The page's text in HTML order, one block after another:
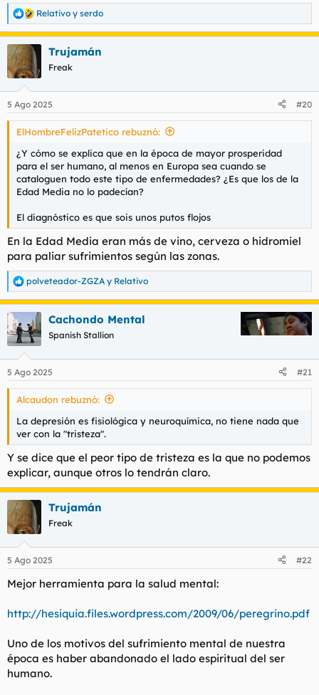
R
e
a
c
c
i
e
s
Relativo y serdo
Trujamán
Freak
5 Ago 2025 #20
ElHombreFelizPatetico rebuznó:
¿Y cómo se explica que en la época de mayor prosperidad
para el ser humano, al menos en Europa sea cuando se
cataloguen todo este tipo de enfermedades? ¿Es que los de la
Edad Media no lo padecían?
El diagnóstico es que sois unos putos flojos
En la Edad Media eran más de vino, cerveza o hidromiel
para paliar sufrimientos según las zonas.
R
e
a
c
c
i
e
s
polveteador-ZGZA y Relativo
Cachondo Mental
Spanish Stallion
5 Ago 2025 #21
Alcaudon rebuznó:
La depresión es fisiológica y neuroquímica, no tiene nada que
ver con la "tristeza".
Y se dice que el peor tipo de tristeza es la que no podemos
explicar, aunque otros lo tendrán claro.
Trujamán
Freak
5 Ago 2025 #22
Mejor herramienta para la salud mental:
http://hesiquia.files.wordpress.com/2009/06/peregrino.pdf
Uno de los motivos del sufrimiento mental de nuestra
época es haber abandonado el lado espiritual del ser
humano.